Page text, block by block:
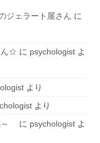
ジェラート屋さん に
ん☆ に psychologist よ
より
より
～
に psychologist よ